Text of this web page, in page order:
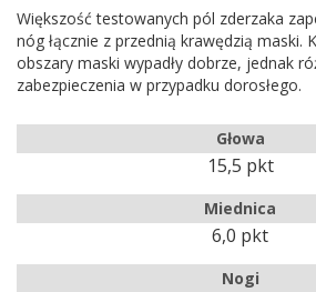
Większość testowanych pól zderzaka
nóg łącznie z przednią krawędzią maski.
obszary maski wypadły dobrze, jednak
zabezpieczenia w przypadku dorosłego.
Głowa
15,5 pkt
Miednica
6,0 pkt
Nogi